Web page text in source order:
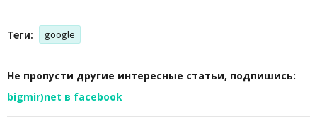
Теги: google
Не пропусти другие интересные статьи, подпишись:
bigmir)net в facebook